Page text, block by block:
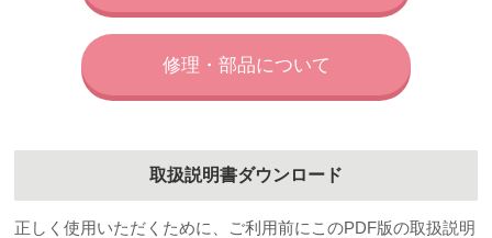
修理・部品について
取扱説明書ダウンロード
正しく使用いただくために、ご利用前にこのPDF版の取扱説明